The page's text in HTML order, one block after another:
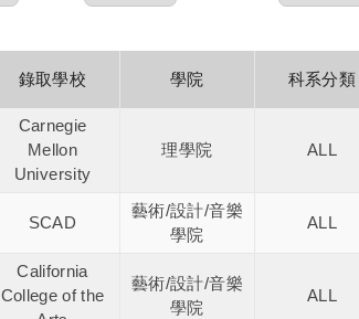
錄取學校 學院 科系分類
Carnegie
Mellon
University
理學院 ALL
SCAD
藝術/設計/音樂
學院
ALL
California
College of the
藝術/設計/音樂
學院
ALL